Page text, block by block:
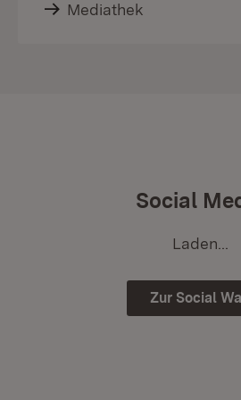
Mediathek
Social
Laden...
Zur Social